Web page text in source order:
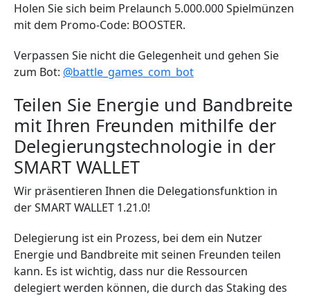
Holen Sie sich beim Prelaunch 5.000.000 Spielmünzen
mit dem Promo-Code: BOOSTER.
Verpassen Sie nicht die Gelegenheit und gehen Sie
zum Bot: @battle_games_com_bot
Teilen Sie Energie und Bandbreite
mit Ihren Freunden mithilfe der
Delegierungstechnologie in der
SMART WALLET
Wir präsentieren Ihnen die Delegationsfunktion in
der SMART WALLET 1.21.0!
Delegierung ist ein Prozess, bei dem ein Nutzer
Energie und Bandbreite mit seinen Freunden teilen
kann. Es ist wichtig, dass nur die Ressourcen
delegiert werden können, die durch das Staking des